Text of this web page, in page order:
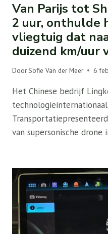
Van Parijs tot
2 uur, onthulde
vliegtuig dat
duizend km/uur
DoorSofie Van der Meer 6
Het Chinese bedrijf
van supersonische